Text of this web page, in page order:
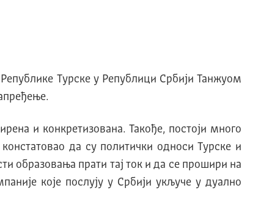
Турске у Републици Србији Танжуом
и конкретизована. Такође, постоји много
да су политички односи Турске и
образовања прати тај ток и да се прошири на
које послују у Србији укључе у дуално